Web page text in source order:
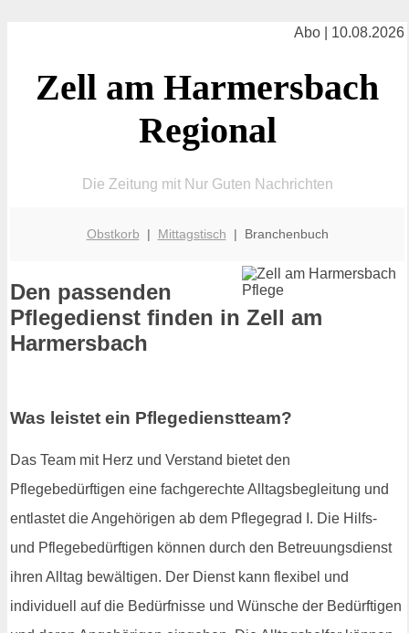
Abo | 10.08.2026
Zell am Harmersbach
Regional
Die Zeitung mit Nur Guten Nachrichten
Obstkorb | Mittagstisch | Branchenbuch
Den passenden
Pflegedienst finden in Zell am
Harmersbach
Was leistet ein Pflegedienstteam?
Das Team mit Herz und Verstand bietet den
Pflegebedürftigen eine fachgerechte Alltagsbegleitung und
entlastet die Angehörigen ab dem Pflegegrad I. Die Hilfs-
und Pflegebedürftigen können durch den Betreuungsdienst
ihren Alltag bewältigen. Der Dienst kann flexibel und
individuell auf die Bedürfnisse und Wünsche der Bedürftigen